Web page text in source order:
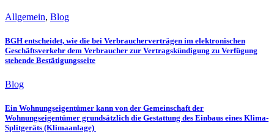
Allgemein, Blog
BGH entscheidet, wie die bei Verbraucherverträgen im elektronischen
Geschäftsverkehr dem Verbraucher zur Vertragskündigung zu Verfügung
stehende Bestätigungsseite
Blog
Ein Wohnungseigentümer kann von der Gemeinschaft der
Wohnungseigentümer grundsätzlich die Gestattung des Einbaus eines Klima-
Splitgeräts (Klimaanlage)